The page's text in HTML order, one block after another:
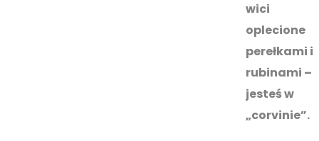
wici
oplecione
perełkami i
rubinami –
jesteś w
„corvinie”.